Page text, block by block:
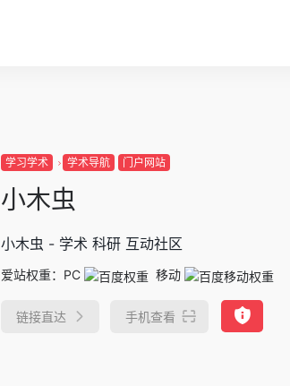
学习学术 学术导航 门户网站
小木虫
小木虫 - 学术 科研 互动社区
爱站权重： PC 移动
链接直达 手机查看